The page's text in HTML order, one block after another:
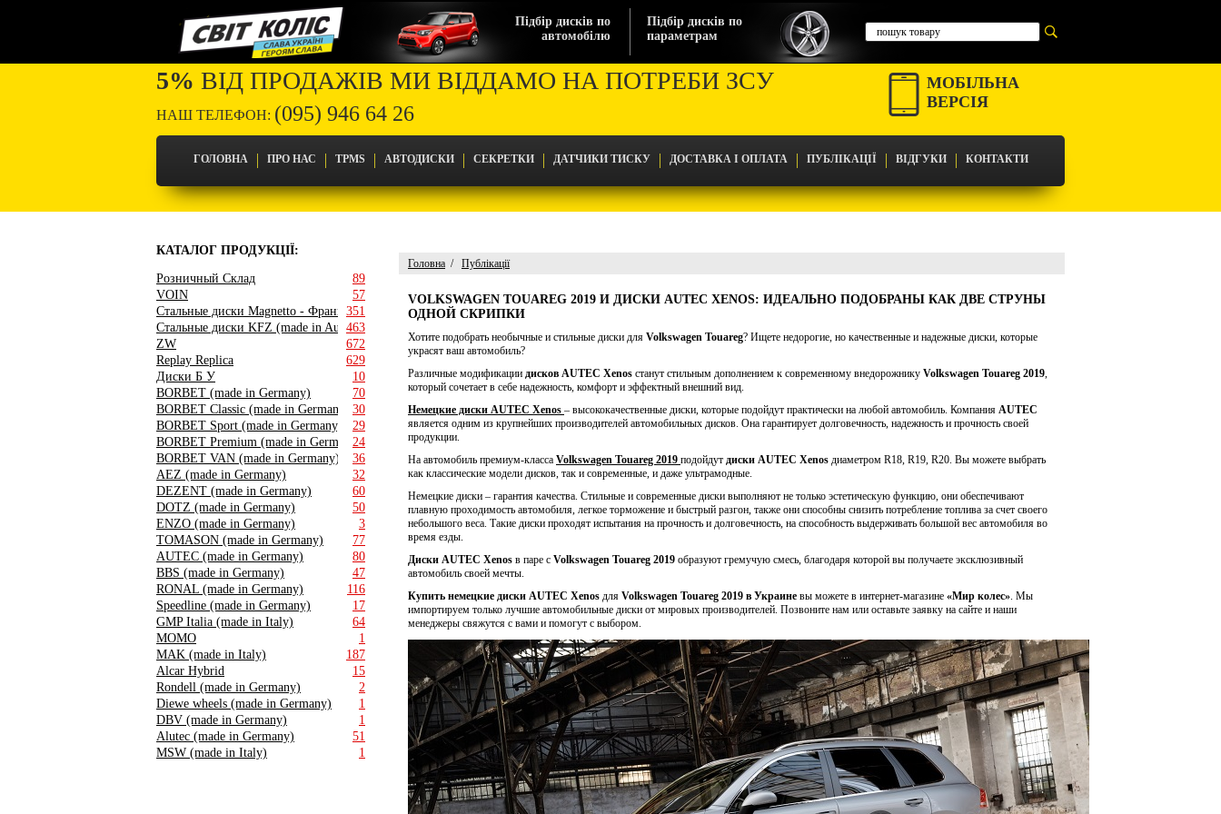
Підбір дисків по
автомобілю
Підбір дисків по
параметрам
МОБІЛЬНА
ВЕРСІЯ
5% ВІД ПРОДАЖІВ МИ ВІДДАМО НА ПОТРЕБИ ЗСУ
НАШ ТЕЛЕФОН: (095) 946 64 26
ГОЛОВНА ПРО НАС TPMS АВТОДИСКИ СЕКРЕТКИ ДАТЧИКИ ТИСКУ ДОСТАВКА І ОПЛАТА ПУБЛІКАЦІЇ ВІДГУКИ КОНТАКТИ
КАТАЛОГ ПРОДУКЦІЇ:
Розничный Склад
89
VOIN
57
Стальные диски Magnetto - Франция351
Стальные диски KFZ (made in Austria)
463
ZW
672
Replay Replica
629
Диски Б У
10
BORBET (made in Germany)
70
BORBET Classic (made in Germany)
30
BORBET Sport (made in Germany)
29
BORBET Premium (made in Germany)
24
BORBET VAN (made in Germany)
36
AEZ (made in Germany)
32
DEZENT (made in Germany)
60
DOTZ (made in Germany)
50
ENZO (made in Germany)
3
TOMASON (made in Germany)
77
AUTEC (made in Germany)
80
BBS (made in Germany)
47
RONAL (made in Germany)
116
Speedline (made in Germany)
17
GMP Italia (made in Italy)
64
MOMO
1
MAK (made in Italy)
187
Alcar Hybrid
15
Rondell (made in Germany)
2
Diewe wheels (made in Germany)
1
DBV (made in Germany)
1
Alutec (made in Germany)
51
MSW (made in Italy)
1
Головна Публікації
Публікації
Volkswagen Touareg 2019 и диски AUTEC Xenos: идеально подобраны как две струны одной скрипки
VOLKSWAGEN TOUAREG 2019 И ДИСКИ AUTEC XENOS: ИДЕАЛЬНО ПОДОБРАНЫ КАК ДВЕ СТРУНЫ
ОДНОЙ СКРИПКИ
Хотите подобрать необычные и стильные диски для Volkswagen Touareg? Ищете недорогие, но качественные и надежные диски, которые
украсят ваш автомобиль?
Различные модификации дисков AUTEC Xenos станут стильным дополнением к современному внедорожнику Volkswagen Touareg 2019,
который сочетает в себе надежность, комфорт и эффектный внешний вид.
Немецкие диски AUTEC Xenos – высококачественные диски, которые подойдут практически на любой автомобиль. Компания AUTEC
является одним из крупнейших производителей автомобильных дисков. Она гарантирует долговечность, надежность и прочность своей
продукции.
На автомобиль премиум-класса Volkswagen Touareg 2019 подойдут диски AUTEC Xenos диаметром R18, R19, R20. Вы можете выбрать
как классические модели дисков, так и современные, и даже ультрамодные.
Немецкие диски – гарантия качества. Стильные и современные диски выполняют не только эстетическую функцию, они обеспечивают
плавную проходимость автомобиля, легкое торможение и быстрый разгон, также они способны снизить потребление топлива за счет своего
небольшого веса. Такие диски проходят испытания на прочность и долговечность, на способность выдерживать большой вес автомобиля во
время езды.
Диски AUTEC Xenos в паре с Volkswagen Touareg 2019 образуют гремучую смесь, благодаря которой вы получаете эксклюзивный
автомобиль своей мечты.
Купить немецкие диски AUTEC Xenos для Volkswagen Touareg 2019 в Украине вы можете в интернет-магазине «Мир колес». Мы
импортируем только лучшие автомобильные диски от мировых производителей. Позвоните нам или оставьте заявку на сайте и наши
менеджеры свяжутся с вами и помогут с выбором.